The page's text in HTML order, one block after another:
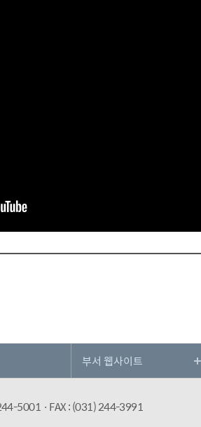
5001 · FAX : (031) 244-3991